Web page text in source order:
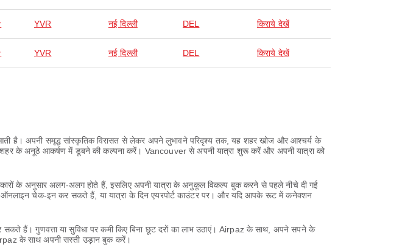
YVR नई दिल्ली DEL किराये देखें
YVR नई दिल्ली DEL किराये देखें
है। अपनी समृद्ध सांस्कृतिक विरासत से लेकर अपने लुभावने परिदृश्य तक, यह शहर खोज और आश्चर्य के
के अनूठे आकर्षण में डूबने की कल्पना करें। Vancouver से अपनी यात्रा शुरू करें और अपनी यात्रा को
के अनुसार अलग-अलग होते हैं, इसलिए अपनी यात्रा के अनुकूल विकल्प बुक करने से पहले नीचे दी गई
चेक-इन कर सकते हैं, या यात्रा के दिन एयरपोर्ट काउंटर पर। और यदि आपके रूट में कनेक्शन
हैं। गुणवत्ता या सुविधा पर कमी किए बिना छूट दरों का लाभ उठाएं। Airpaz के साथ, अपने सपने के
के साथ अपनी सस्ती उड़ान बुक करें।